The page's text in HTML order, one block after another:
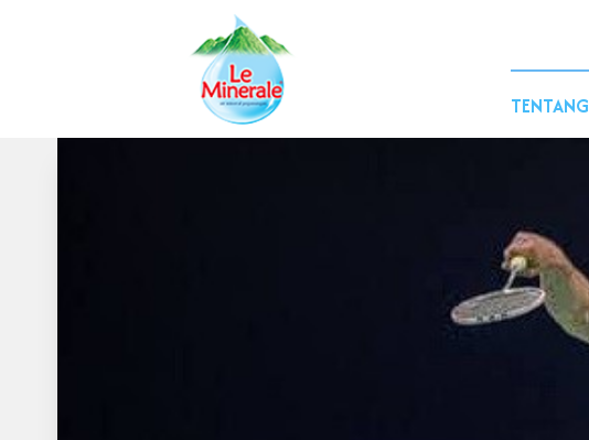
TENTANG